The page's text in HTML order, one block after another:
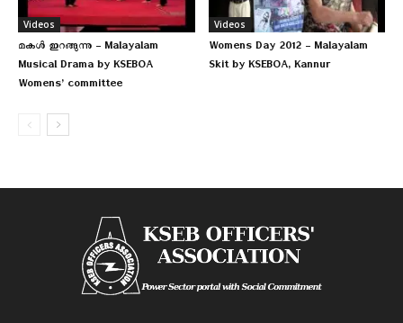
Videos
മകള്‍ ഇറങ്ങുന്നു – Malayalam
Musical Drama by KSEBOA
Womens’ committee
Videos
Womens Day 2012 – Malayalam
Skit by KSEBOA, Kannur